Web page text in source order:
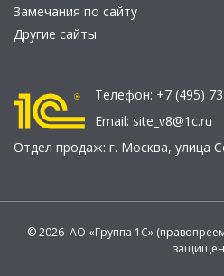
Замечания по сайту
Другие сайты
Телефон: +7 (495)
Email: site_v8@1c.ru
Отдел продаж: г. Москва, улица
© 2026 АО «Группа 1С»